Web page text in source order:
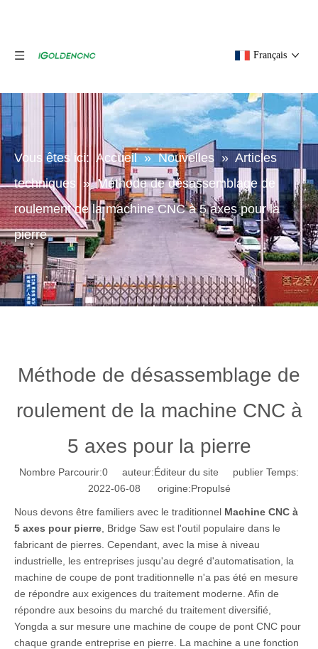
Français
Vous êtes ici: Accueil » Nouvelles » Articles
techniques » Méthode de désassemblage de
roulement de la machine CNC à 5 axes pour la
pierre
Méthode de désassemblage de
roulement de la machine CNC à
5 axes pour la pierre
Nombre Parcourir:0 auteur:Éditeur du site publier Temps:
2022-06-08 origine:Propulsé
Nous devons être familiers avec le traditionnel Machine CNC à
5 axes pour pierre , Bridge Saw est l'outil populaire dans le
fabricant de pierres. Cependant, avec la mise à niveau
industrielle, les entreprises jusqu'au degré d'automatisation, la
machine de coupe de pont traditionnelle n'a pas été en mesure
de répondre aux exigences du traitement moderne. Afin de
répondre aux besoins du marché du traitement diversifié,
Yongda a sur mesure une machine de coupe de pont CNC pour
chaque grande entreprise en pierre. La machine a une fonction